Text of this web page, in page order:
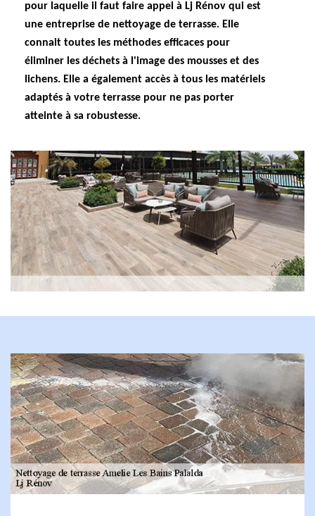
pour laquelle il faut faire appel à Lj Rénov qui est
une entreprise de nettoyage de terrasse. Elle
connait toutes les méthodes efficaces pour
éliminer les déchets à l'image des mousses et des
lichens. Elle a également accès à tous les matériels
adaptés à votre terrasse pour ne pas porter
atteinte à sa robustesse.